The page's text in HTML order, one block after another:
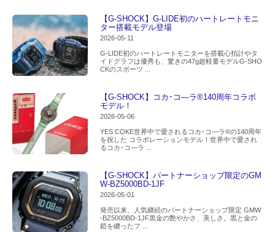
【G-SHOCK】G-LIDE初のハートレートモニ
ター搭載モデル登場
2026-05-11
G-LIDE初のハートレートモニターを搭載心拍計やタ
イドグラフは優秀も、驚きの47g超軽量モデルG-SHO
CKのスポーツ ...
【G-SHOCK】コカ･コ―ラ®140周年コラボ
モデル！
2026-05-06
YES COKE世界中で愛されるコカ･コ―ラ®の140周年
を祝した コラボレーションモデル！世界中で愛され
るコカ･コ―ラ ...
【G-SHOCK】パートナーショップ限定のGM
W-BZ5000BD-1JF
2026-05-01
発売以来、人気継続のパートナーショップ限定 GMW
-BZ5000BD-1JF黒金の艶やかさ、美しさ。黒と金の
鎧を纏ったフ ...